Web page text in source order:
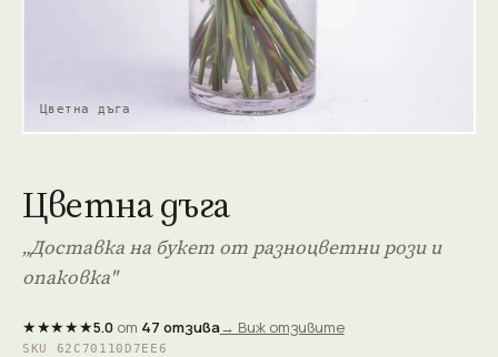
Цветна дъга
Цветна дъга
„Доставка на букет от разноцветни рози и
опаковка"
★★★★★5.0от 47 отзива→ Виж отзивите
SKU 62C70110D7EE6